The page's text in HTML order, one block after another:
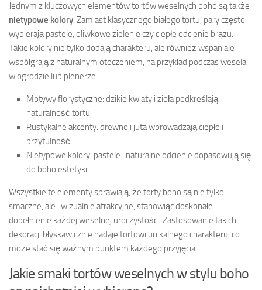
Jednym z kluczowych elementów tortów weselnych boho są także
nietypowe kolory. Zamiast klasycznego białego tortu, pary często
wybierają pastele, oliwkowe zielenie czy ciepłe odcienie brązu.
Takie kolory nie tylko dodają charakteru, ale również wspaniale
współgrają z naturalnym otoczeniem, na przykład podczas wesela
w ogrodzie lub plenerze.
Motywy florystyczne: dzikie kwiaty i zioła podkreślają
naturalność tortu.
Rustykalne akcenty: drewno i juta wprowadzają ciepło i
przytulność.
Nietypowe kolory: pastele i naturalne odcienie dopasowują się
do boho estetyki.
Wszystkie te elementy sprawiają, że torty boho są nie tylko
smaczne, ale i wizualnie atrakcyjne, stanowiąc doskonałe
dopełnienie każdej weselnej uroczystości. Zastosowanie takich
dekoracji błyskawicznie nadaje tortowi unikalnego charakteru, co
może stać się ważnym punktem każdego przyjęcia.
Jakie smaki tortów weselnych w stylu boho